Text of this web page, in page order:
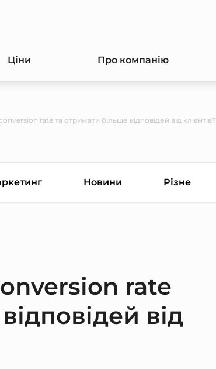
Ціни Про компанію
rate та отримати більше відповідей від клієнтів?
Новини Різне
rate
від